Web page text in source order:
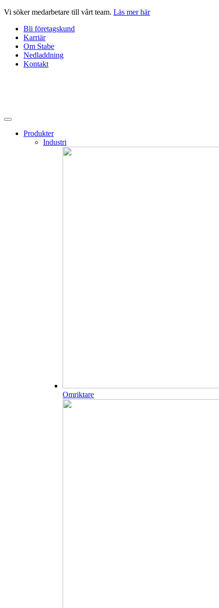
Hoppa
innehåll
Vi söker medarbetare till vårt team. Läs mer här
Bli företagskund
Karriär
Om Stabe
Nedladdning
Kontakt
Produkter
Industri
Omriktare